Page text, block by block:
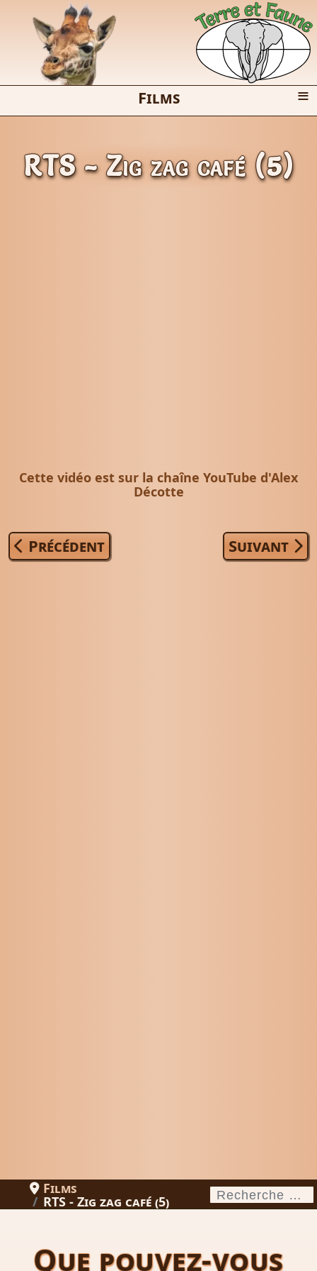
Films ≡
RTS - Zig zag café (5)
Cette vidéo est sur la chaîne YouTube d'Alex
Décotte
Article précédent : Le Seigneur de
Précédent Article
Suivant
Films
RTS - Zig zag café (5)
Rechercher
Que pouvez-vous